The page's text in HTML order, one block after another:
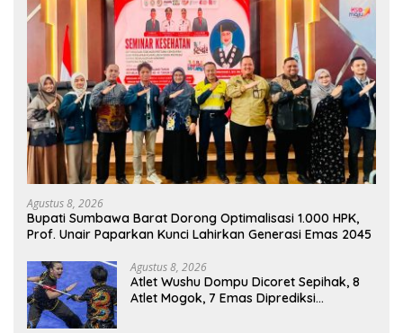
Agustus 8, 2026
Bupati Sumbawa Barat Dorong Optimalisasi 1.000 HPK,
Prof. Unair Paparkan Kunci Lahirkan Generasi Emas 2045
Agustus 8, 2026
Atlet Wushu Dompu Dicoret Sepihak, 8
Atlet Mogok, 7 Emas Diprediksi